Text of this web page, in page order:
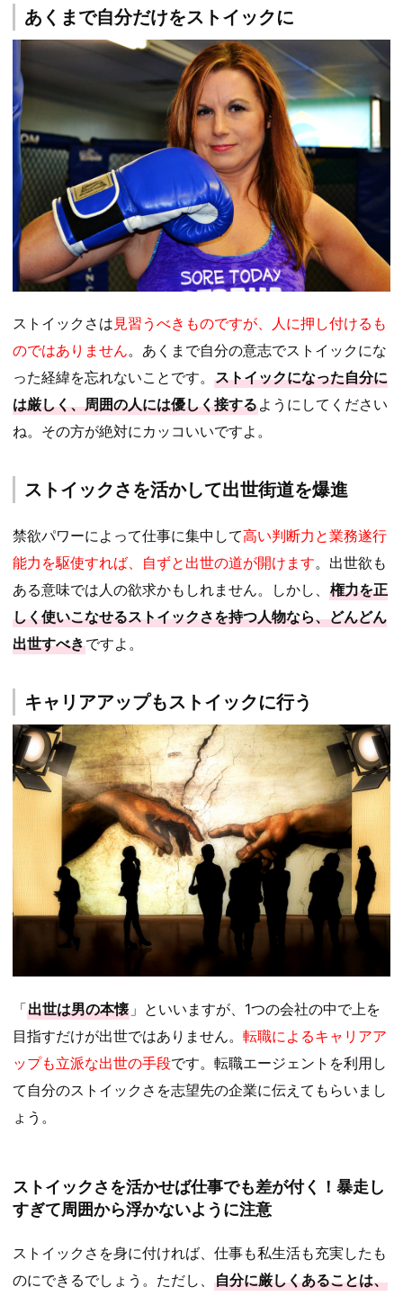
あくまで自分だけをストイックに
ストイックさは 見習うべきものですが、人に押し付けるも
のではありません。あくまで自分の意志でストイックにな
った経緯を忘れないことです。 ストイックになった自分に
は厳しく、周囲の人には優しく接するようにしてください
ね。その方が絶対にカッコいいですよ。
ストイックさを活かして出世街道を爆進
禁欲パワーによって仕事に集中して高い判断力と業務遂行
能力を駆使すれば、自ずと出世の道が開けます。出世欲も
ある意味では人の欲求かもしれません。しかし、 権力を正
しく使いこなせるストイックさを持つ人物なら、どんどん
出世すべきですよ。
キャリアアップもストイックに行う
「出世は男の本懐 」といいますが、1つの会社の中で上を
目指すだけが出世ではありません。 転職によるキャリアア
ップも立派な出世の手段です。転職エージェントを利用し
て自分のストイックさを志望先の企業に伝えてもらいまし
ょう。
ストイックさを活かせば仕事でも差が付く！暴走し
すぎて周囲から浮かないように注意
ストイックさを身に付ければ、仕事も私生活も充実したも
のにできるでしょう。ただし、 自分に厳しくあることは、